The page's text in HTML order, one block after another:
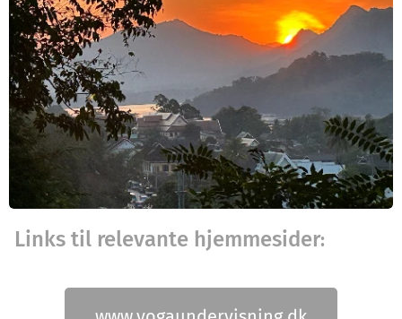
Links til relevante hjemmesider: